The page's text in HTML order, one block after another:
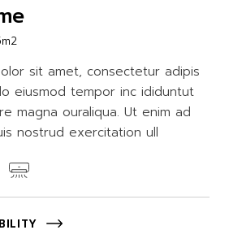
sit amet, consectetur adipis
eiusmod tempor inc ididuntut
magna ouraliqua. Ut enim ad
nostrud exercitation ull